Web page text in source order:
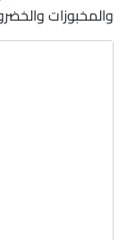
والمخبوزات